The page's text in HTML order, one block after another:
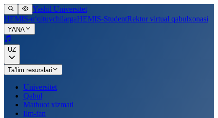
Yashil Universitet
HEMIS-o‘qituvchilargaHEMIS-StudentRektor virtual qabulxonasi
YANA
UZ
Ta’lim resurslari
Universitet
Qabul
Matbuot xizmati
Ilm-fan